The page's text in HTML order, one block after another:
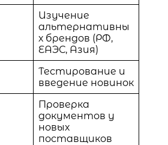
Изучение
альтернативны
х брендов (РФ,
ЕАЭС, Азия)
Тестирование и
введение новинок
Проверка
документов у
новых
поставщиков